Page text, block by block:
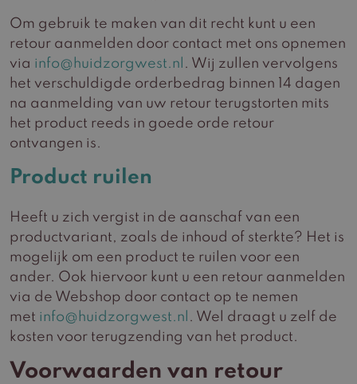
Om gebruik te maken van dit recht kunt u een
retour aanmelden door contact met ons opnemen
via info@huidzorgwest.nl . Wij zullen vervolgens
het verschuldigde orderbedrag binnen 14 dagen
na aanmelding van uw retour terugstorten mits
het product reeds in goede orde retour
ontvangen is.
Product ruilen
Heeft u zich vergist in de aanschaf van een
productvariant, zoals de inhoud of sterkte? Het is
mogelijk om een product te ruilen voor een
ander. Ook hiervoor kunt u een retour aanmelden
via de Webshop door contact op te nemen
met info@huidzorgwest.nl . Wel draagt u zelf de
kosten voor terugzending van het product.
Voorwaarden van retour